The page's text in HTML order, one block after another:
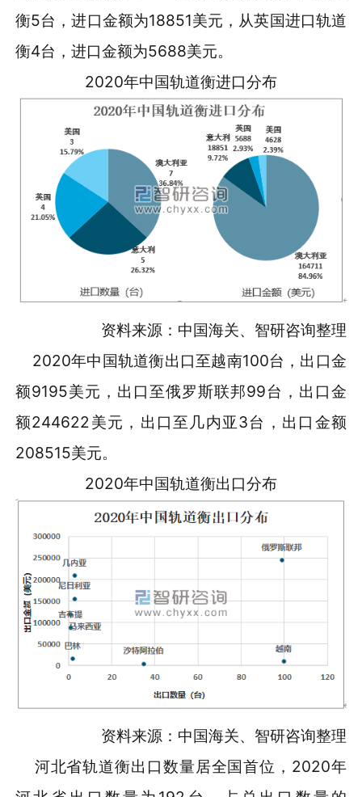
衡5台，进口金额为18851美元，从英国进口轨道
衡4台，进口金额为5688美元。
2020年中国轨道衡进口分布
资料来源：中国海关、智研咨询整理
2020年中国轨道衡出口至越南100台，出口金
额9195美元，出口至俄罗斯联邦99台，出口金
额244622美元，出口至几内亚3台，出口金额
208515美元。
2020年中国轨道衡出口分布
资料来源：中国海关、智研咨询整理
河北省轨道衡出口数量居全国首位，2020年